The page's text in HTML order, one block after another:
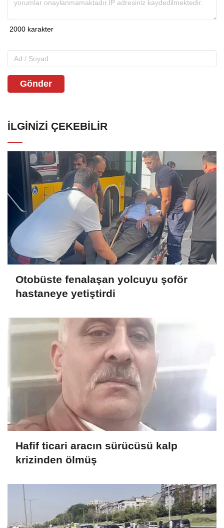
Gönder
İLGINIZI ÇEKEBILIR
Otobüste fenalaşan yolcuyu şoför
hastaneye yetiştirdi
Hafif ticari aracın sürücüsü kalp
krizinden ölmüş